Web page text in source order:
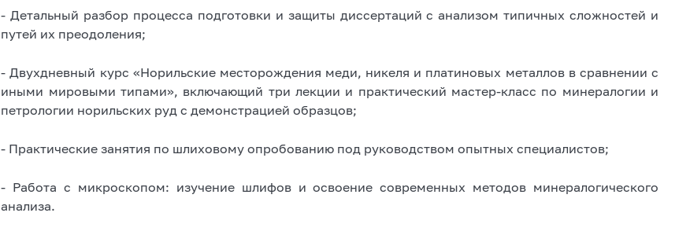
- Детальный разбор процесса подготовки и защиты диссертаций с анализом типичных сложностей и
путей их преодоления;
- Двухдневный курс «Норильские месторождения меди, никеля и платиновых металлов в сравнении с
иными мировыми типами», включающий три лекции и практический мастер-класс по минералогии и
петрологии норильских руд с демонстрацией образцов;
- Практические занятия по шлиховому опробованию под руководством опытных специалистов;
- Работа с микроскопом: изучение шлифов и освоение современных методов минералогического
анализа.